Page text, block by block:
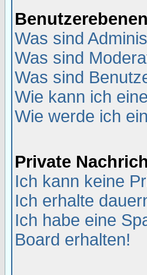
Was sind
Was sind
Was sind
Wie kann ich
Wie werde ich
Private
Ich kann keine
Ich erhalte
Ich habe eine
Board erhalten!